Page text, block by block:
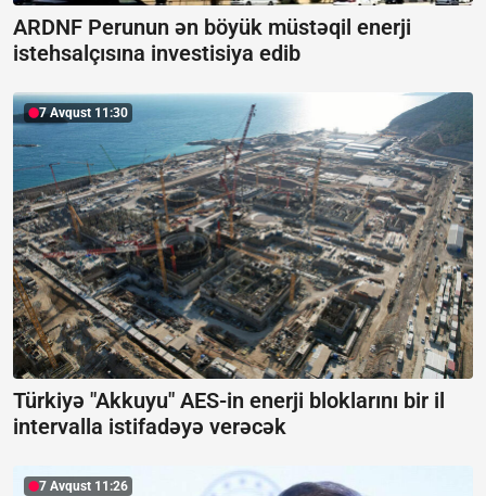
ARDNF Perunun ən böyük müstəqil enerji
istehsalçısına investisiya edib
7 Avqust 11:30
Türkiyə "Akkuyu" AES-in enerji bloklarını bir il
intervalla istifadəyə verəcək
7 Avqust 11:26